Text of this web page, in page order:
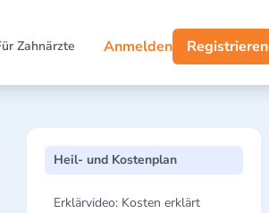
Zahnärzte Anmelden Registrieren
Heil- und Kostenplan
Erklärvideo: Kosten erklärt